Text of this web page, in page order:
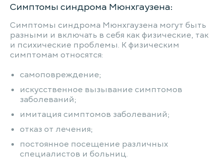
Симптомы синдрома Мюнхгаузена:
Симптомы синдрома Мюнхгаузена могут быть
разными и включать в себя как физические, так
и психические проблемы. К физическим
симптомам относятся:
самоповреждение;
искусственное вызывание симптомов
заболеваний;
имитация симптомов заболеваний;
отказ от лечения;
постоянное посещение различных
специалистов и больниц.